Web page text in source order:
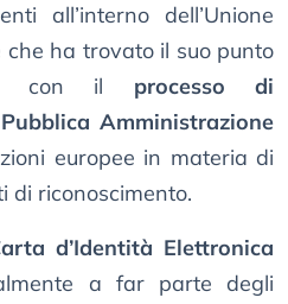
all’interno dell’Unione
che ha trovato il suo punto
con il processo di
Amministrazione
europee in materia di
di riconoscimento.
d’Identità Elettronica
a far parte degli